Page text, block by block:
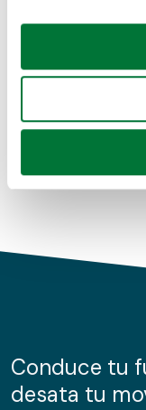
Si lo permite,
Recopilar
Identificar su
para buscar
Obtenga más
de cookies.
información sobre
nuestros partners
Coches de
Coches de km0
Conduce tu
desata tu